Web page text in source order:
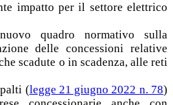
impatto per il settore elettrico
quadro normativo sulla
delle concessioni relative
scadute o in scadenza, alle reti
(legge 21 giugno 2022 n. 78)